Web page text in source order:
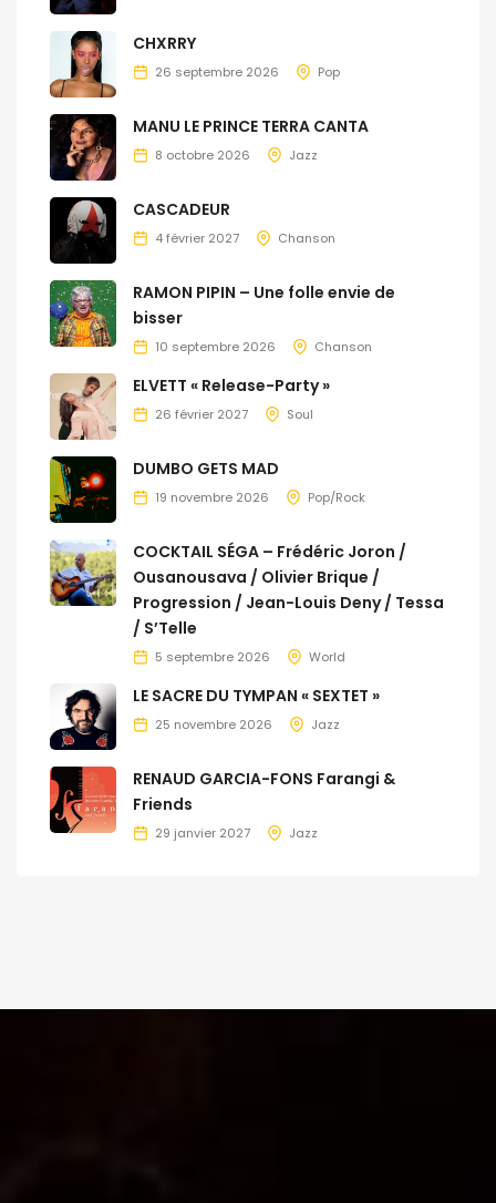
CHXRRY
26 septembre 2026 Pop
MANU LE PRINCE TERRA CANTA
8 octobre 2026 Jazz
CASCADEUR
4 février 2027 Chanson
RAMON PIPIN – Une folle envie de
bisser
10 septembre 2026 Chanson
ELVETT « Release-Party »
26 février 2027 Soul
DUMBO GETS MAD
19 novembre 2026 Pop/Rock
COCKTAIL SÉGA – Frédéric Joron /
Ousanousava / Olivier Brique /
Progression / Jean-Louis Deny / Tessa
/ S’Telle
5 septembre 2026 World
LE SACRE DU TYMPAN « SEXTET »
25 novembre 2026 Jazz
RENAUD GARCIA-FONS Farangi &
Friends
29 janvier 2027 Jazz